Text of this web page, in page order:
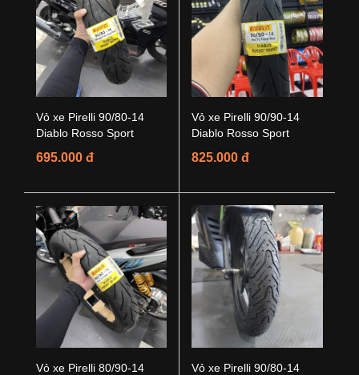
Vỏ xe Pirelli 90/80-14
Diablo Rosso Sport
695.000 đ
Vỏ xe Pirelli 90/90-14
Diablo Rosso Sport
825.000 đ
Vỏ xe Pirelli 80/90-14
Vỏ xe Pirelli 90/80-14